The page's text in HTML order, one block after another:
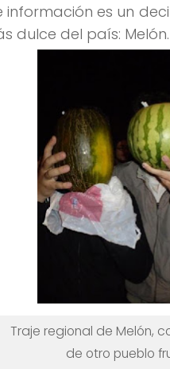
informaciónes un
dulce del país: Melón.
Traje regional de Melón,
de otro pueblo